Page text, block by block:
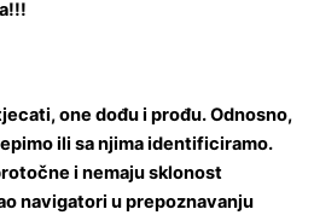
one dođu i prođu. Odnosno,
ili sa njima identificiramo.
i nemaju sklonost
navigatori u prepoznavanju